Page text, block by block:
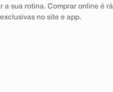
sua rotina. Comprar online é
no site e app.
5º minoxidil